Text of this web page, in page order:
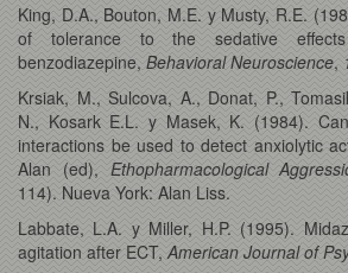
King, D.A., Bouton, M.E. y Musty, R.E.
of tolerance to the sedative
benzodiazepine, Behavioral Neuroscience,
Krsiak, M., Sulcova, A., Donat, P.,
N., Kosark E.L. y Masek, K. (1984).
interactions be used to detect anxiolytic
Alan (ed), Ethopharmacological
114). Nueva York: Alan Liss.
Labbate, L.A. y Miller, H.P. (1995).
agitation after ECT, American Journal of